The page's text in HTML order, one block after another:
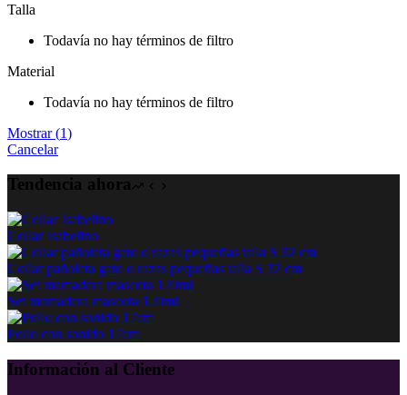
Talla
Todavía no hay términos de filtro
Material
Todavía no hay términos de filtro
Mostrar(1)
Cancelar
Tendencia ahora
Collar Isabelino
Collar pañoleta gato o razas pequeñas talla S 32 cm
Set mamadera mascota 120ml
Pollo con sonido 17cm
Información al Cliente